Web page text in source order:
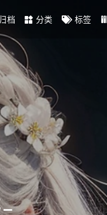
档 分类 标签
_